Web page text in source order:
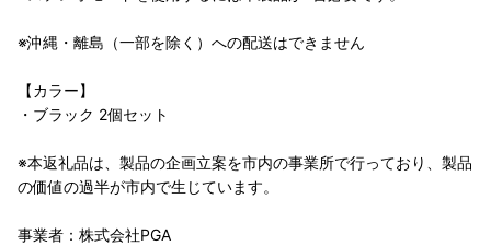
※沖縄・離島（一部を除く）への配送はできません
【カラー】
・ブラック 2個セット
※本返礼品は、製品の企画立案を市内の事業所で行っており、製品
の価値の過半が市内で生じています。
事業者：株式会社PGA